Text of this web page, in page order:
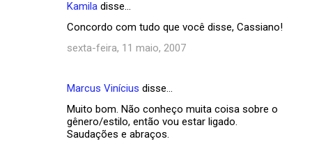
Kamila disse…
Concordo com tudo que você disse, Cassiano!
sexta-feira, 11 maio, 2007
Marcus Vinícius disse…
Muito bom. Não conheço muita coisa sobre o
gênero/estilo, então vou estar ligado.
Saudações e abraços.